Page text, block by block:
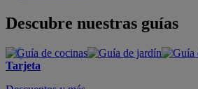
Descubre nuestras guías
Tarjeta